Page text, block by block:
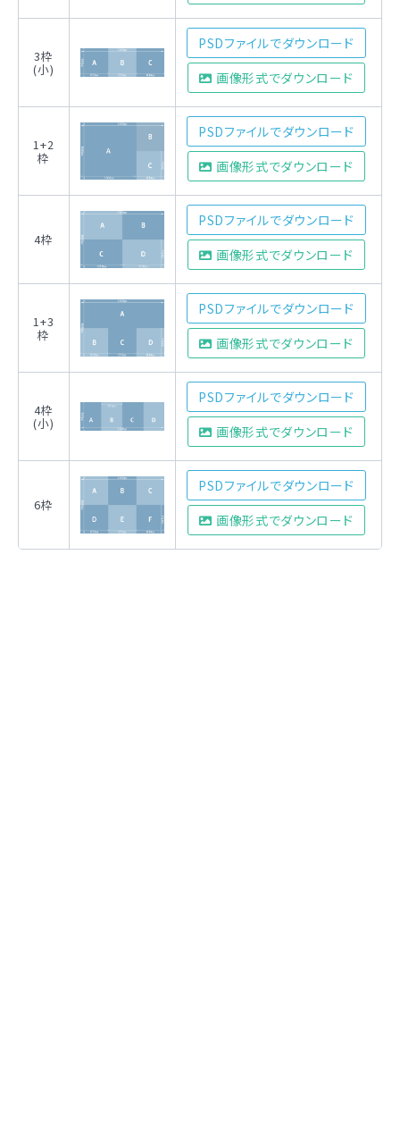
3枠
(小)
PSDファイルでダウンロード
画像形式でダウンロード
1+2
枠
PSDファイルでダウンロード
画像形式でダウンロード
4枠
PSDファイルでダウンロード
画像形式でダウンロード
1+3
枠
PSDファイルでダウンロード
画像形式でダウンロード
4枠
(小)
PSDファイルでダウンロード
画像形式でダウンロード
6枠
PSDファイルでダウンロード
画像形式でダウンロード